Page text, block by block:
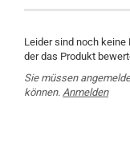
Leider sind noch keine
der das Produkt
Sie müssen
können. Anmelden